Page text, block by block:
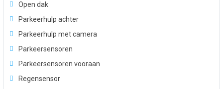
Open dak
Parkeerhulp achter
Parkeerhulp met camera
Parkeersensoren
Parkeersensoren vooraan
Regensensor